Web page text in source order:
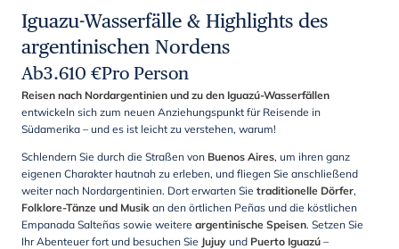
Iguazu-Wasserfälle & Highlights des
argentinischen Nordens
Ab3.610 €Pro Person
Reisen nach Nordargentinien und zu den Iguazú-Wasserfällen
entwickeln sich zum neuen Anziehungspunkt für Reisende in
Südamerika – und es ist leicht zu verstehen, warum!
Schlendern Sie durch die Straßen von Buenos Aires, um ihren ganz
eigenen Charakter hautnah zu erleben, und fliegen Sie anschließend
weiter nach Nordargentinien. Dort erwarten Sie traditionelle Dörfer,
Folklore-Tänze und Musik an den örtlichen Peñas und die köstlichen
Empanada Salteñas sowie weitere argentinische Speisen. Setzen Sie
Ihr Abenteuer fort und besuchen Sie Jujuy und Puerto Iguazú –